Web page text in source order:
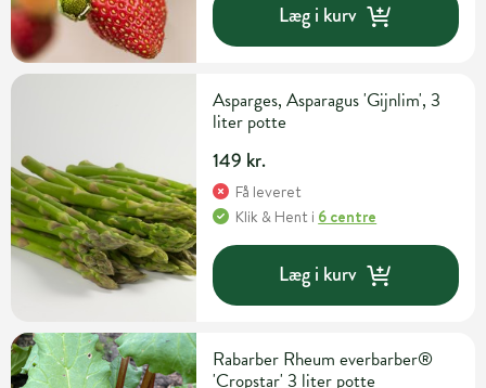
Læg i kurv
Asparges, Asparagus 'Gijnlim', 3
liter potte
149 kr.
Få leveret
Klik & Hent i 6 centre
Læg i kurv
Rabarber Rheum everbarber®
'Cropstar' 3 liter potte